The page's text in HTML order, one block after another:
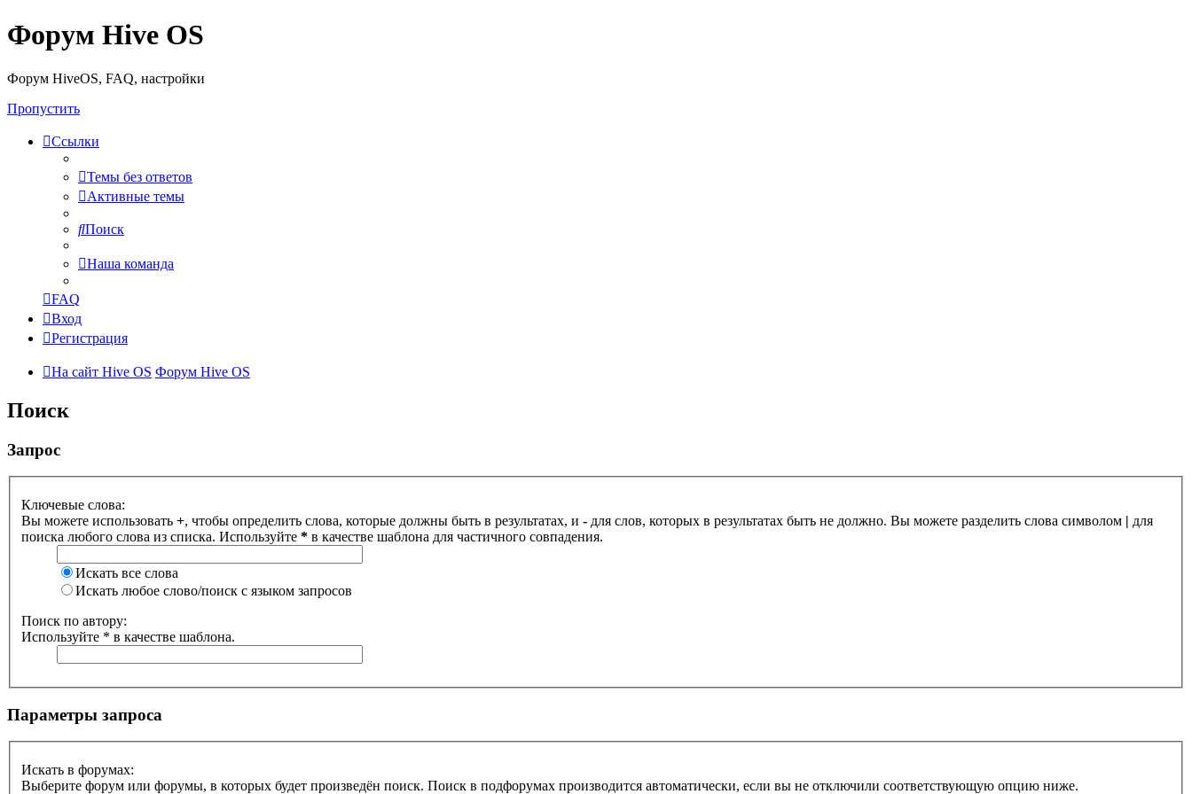
Форум Hive OS
Форум HiveOS, FAQ, настройки
Пропустить
Ссылки
Темы без ответов
Активные темы
Поиск
Наша команда
FAQ
Вход
Регистрация
На сайт Hive OS Форум Hive OS
Поиск
Запрос
Ключевые слова:
Вы можете использовать +, чтобы определить слова, которые должны быть в результатах, и - для слов, которых в результатах быть не должно. Вы можете разделить слова символом | для
поиска любого слова из списка. Используйте * в качестве шаблона для частичного совпадения.
Искать все слова
Искать любое слово/поиск с языком запросов
Поиск по автору:
Используйте * в качестве шаблона.
Параметры запроса
Искать в форумах:
Выберите форум или форумы, в которых будет произведён поиск. Поиск в подфорумах производится автоматически, если вы не отключили соответствующую опцию ниже.